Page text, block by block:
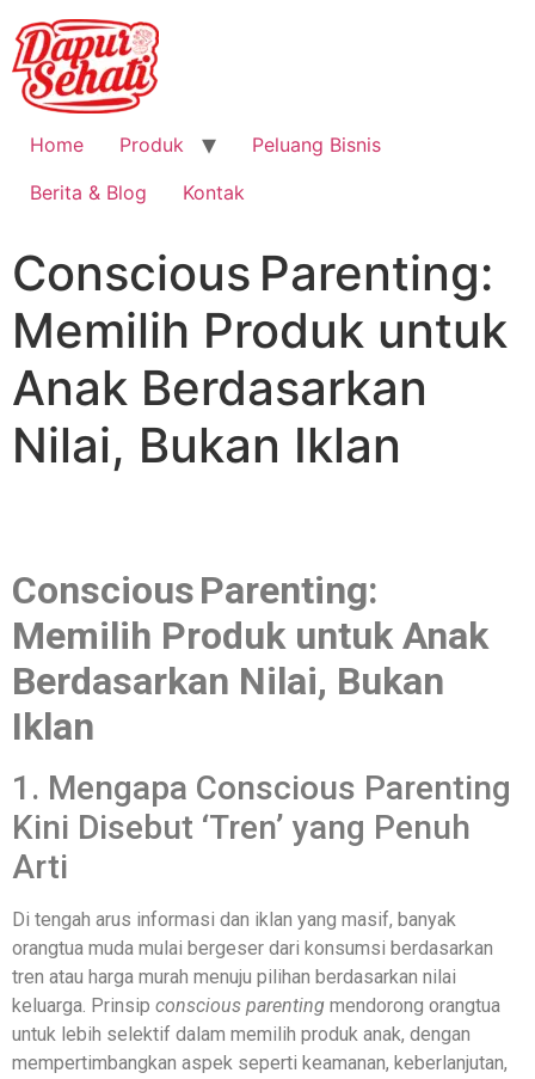
Home Produk
Peluang Bisnis
Berita & Blog
Kontak
Conscious Parenting:
Memilih Produk untuk
Anak Berdasarkan
Nilai, Bukan Iklan
Conscious Parenting:
Memilih Produk untuk Anak
Berdasarkan Nilai, Bukan
Iklan
1. Mengapa Conscious Parenting
Kini Disebut ‘Tren’ yang Penuh
Arti
Di tengah arus informasi dan iklan yang masif, banyak
orangtua muda mulai bergeser dari konsumsi berdasarkan
tren atau harga murah menuju pilihan berdasarkan nilai
keluarga. Prinsip conscious parenting mendorong orangtua
untuk lebih selektif dalam memilih produk anak, dengan
mempertimbangkan aspek seperti keamanan, keberlanjutan,